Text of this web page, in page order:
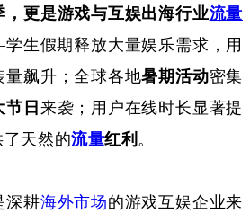
更是游戏与互娱出海行业流量
生假期释放大量娱乐需求，用
量飙升；全球各地暑期活动密集
节日 来袭；用户在线时长显著提
了天然的流量红利 。
深耕海外市场的游戏互娱企业来